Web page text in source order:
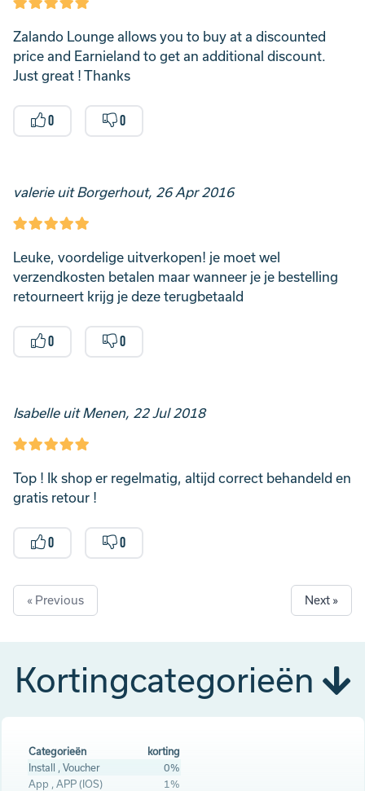
Zalando Lounge allows you to buy at a discounted
price and Earnieland to get an additional discount.
Just great ! Thanks
0 0
valerie uit Borgerhout, 26 Apr 2016
Leuke, voordelige uitverkopen! je moet wel
verzendkosten betalen maar wanneer je je bestelling
retourneert krijg je deze terugbetaald
0 0
Isabelle uit Menen, 22 Jul 2018
Top ! Ik shop er regelmatig, altijd correct behandeld en
gratis retour !
0 0
« Previous Next »
Kortingcategorieën
Categorieën
korting
Install , Voucher
0%
App , APP (IOS)
1%